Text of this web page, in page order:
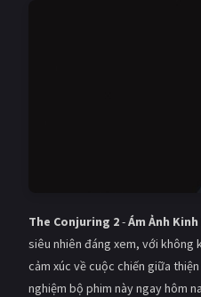
The Conjuring 2-Ám Ảnh
siêu nhiên đáng xem, với không
cảm xúc về cuộc chiến giữa thiện
nghiệm bộ phim này ngay hôm